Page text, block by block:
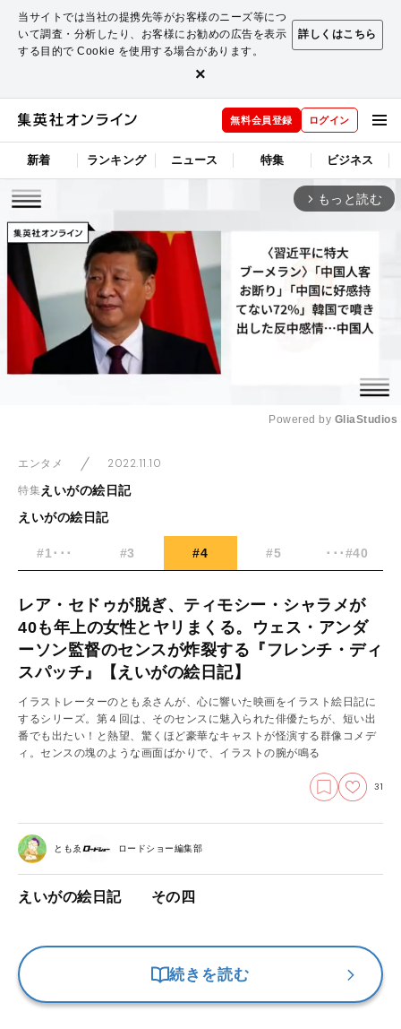
当サイトでは当社の提携先等がお客様のニーズ等につ
いて調査・分析したり、お客様にお勧めの広告を表示
する目的で Cookie を使用する場合があります。
詳しくはこちら
×
無料会員登録 ログイン
新着 ランキング ニュース 特集 ビジネス
arrow_forward_ios もっと読む
Powered by GliaStudios
エンタメ 2022.11.10
特集えいがの絵日記
えいがの絵日記
#1･･･ #3 #4 #5 ･･･#40
レア・セドゥが脱ぎ、ティモシー・シャラメが
40も年上の女性とヤリまくる。ウェス・アンダ
ーソン監督のセンスが炸裂する『フレンチ・ディ
スパッチ』【えいがの絵日記】
イラストレーターのともゑさんが、心に響いた映画をイラスト絵日記に
するシリーズ。第４回は、そのセンスに魅入られた俳優たちが、短い出
番でも出たい！と熱望、驚くほど豪華なキャストが怪演する群像コメデ
ィ。センスの塊のような画面ばかりで、イラストの腕が鳴る
31
ともゑ ロードショー編集部
えいがの絵日記 その四
続きを読む